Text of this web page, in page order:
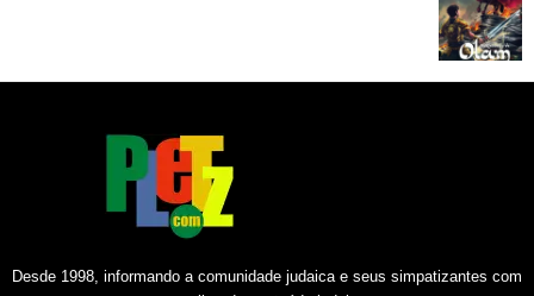
Desde 1998, informando a comunidade judaica e seus simpatizantes com